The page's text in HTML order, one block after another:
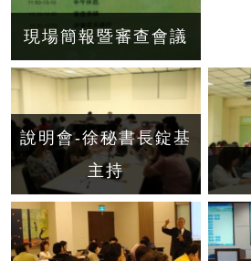
現場簡報暨審查會議
說明會-徐秘書長錠基
主持